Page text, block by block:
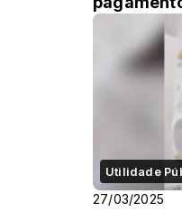
Utilidade
27/03/2025